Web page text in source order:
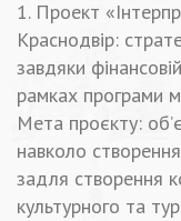
1. Проект
Краснодвір:
завдяки
рамках програми
Мета проєкту:
навколо створення
задля створення
культурного та